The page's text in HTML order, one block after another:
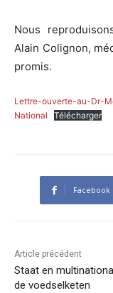
Nous
Alain Colignon,
promis.
Lettre-ouverte-au-Dr-
National
Télécharger
Facebook
Article précédent
Staat en
de voedselketen